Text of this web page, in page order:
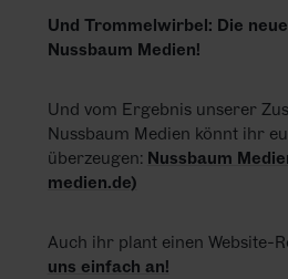
Und Trommelwirbel: Die
Nussbaum Medien!
Und vom Ergebnis unserer
Nussbaum Medien könnt ihr
überzeugen: Nussbaum
medien.de)
Auch ihr plant einen Website-
uns einfach an!